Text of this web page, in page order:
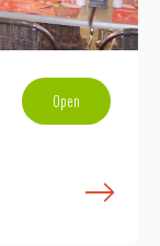
Open